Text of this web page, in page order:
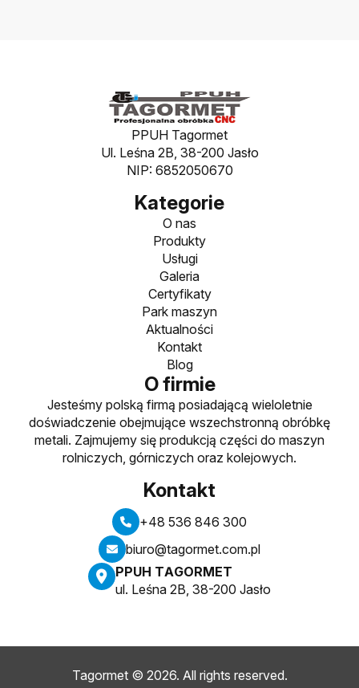
PPUH Tagormet
Ul. Leśna 2B, 38-200 Jasło
NIP: 6852050670
Kategorie
O nas
Produkty
Usługi
Galeria
Certyfikaty
Park maszyn
Aktualności
Kontakt
Blog
O firmie
Jesteśmy polską firmą posiadającą wieloletnie
doświadczenie obejmujące wszechstronną obróbkę
metali. Zajmujemy się produkcją części do maszyn
rolniczych, górniczych oraz kolejowych.
Kontakt
+48 536 846 300
biuro@tagormet.com.pl
PPUH TAGORMET
ul. Leśna 2B, 38-200 Jasło
Tagormet© 2026. All rights reserved.